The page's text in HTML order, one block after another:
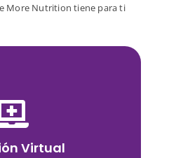
More Nutrition tiene para ti
Virtual
tu Hora
podemos entregarte la